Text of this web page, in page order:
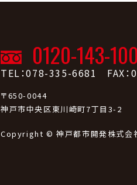
0120-143-100
TEL：078-335-6681 FAX
〒650-0044
神戸市中央区東川崎町7丁目3-2
Copyright © 神戸都市開発株式